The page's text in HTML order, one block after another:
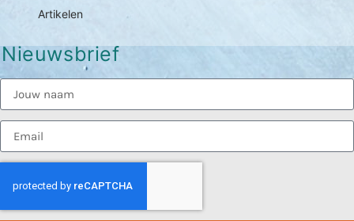
Artikelen
Nieuwsbrief